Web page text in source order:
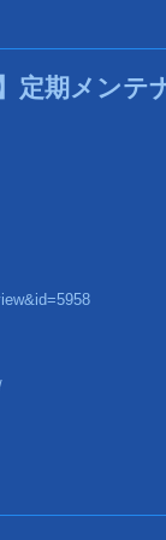
定期メンテ